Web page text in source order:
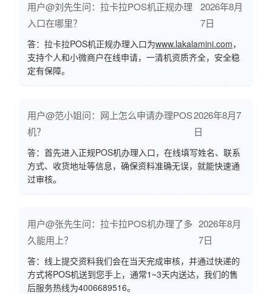
用户@刘先生问：拉卡拉POS机正规办理
入口在哪里？
2026年8月
7日
答：拉卡拉POS机正规办理入口为www.lakalamini.com，
支持个人和小微商户在线申请，一清机资质齐全，安全稳
定有保障。
用户@范小姐问：网上怎么申请办理POS
机？
2026年8月7
日
答：首先进入正规POS机办理入口，在线填写姓名、联系
方式、收货地址等信息，确保资料准确无误，就能快速通
过审核。
用户@张先生问：拉卡拉POS机办理了多
久能用上？
2026年8月
7日
答：线上提交资料我们会在当天完成审核，并通过快递的
方式将POS机送到您手上，通常1~3天内送达，我们的售
后服务热线为4006689516。